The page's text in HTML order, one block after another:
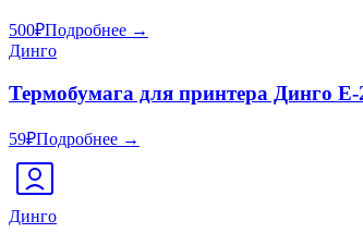
500₽Подробнее →
Динго
Термобумага для принтера Динго Е-
59₽Подробнее →
Динго